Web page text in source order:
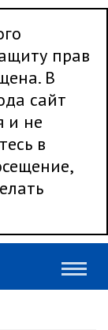
прав
В
сайт
и не
в